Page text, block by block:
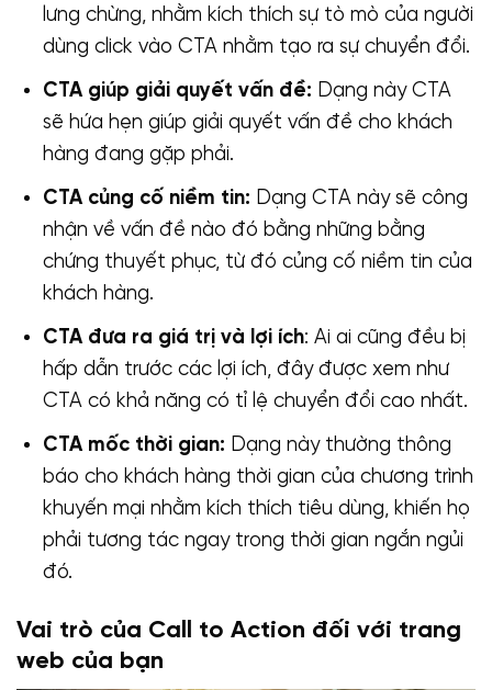
lưng chừng, nhằm kích thích sự tò mò của người
dùng click vào CTA nhằm tạo ra sự chuyển đổi.
CTA giúp giải quyết vấn đề: Dạng này CTA
sẽ hứa hẹn giúp giải quyết vấn đề cho khách
hàng đang gặp phải.
CTA củng cố niềm tin: Dạng CTA này sẽ công
nhận về vấn đề nào đó bằng những bằng
chứng thuyết phục, từ đó củng cố niềm tin của
khách hàng.
CTA đưa ra giá trị và lợi ích: Ai ai cũng đều bị
hấp dẫn trước các lợi ích, đây được xem như
CTA có khả năng có tỉ lệ chuyển đổi cao nhất.
CTA mốc thời gian: Dạng này thường thông
báo cho khách hàng thời gian của chương trình
khuyến mại nhằm kích thích tiêu dùng, khiến họ
phải tương tác ngay trong thời gian ngắn ngủi
đó.
Vai trò của Call to Action đối với trang
web của bạn